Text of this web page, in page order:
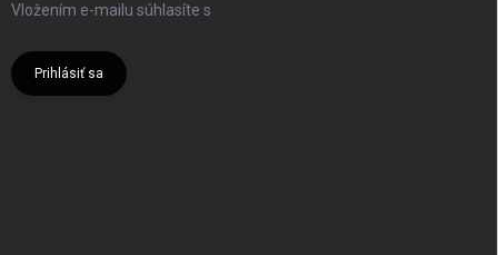
Vložením e-mailu súhlasíte s
Prihlásiť sa